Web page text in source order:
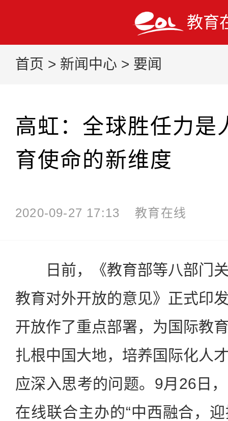
教育
首页 > 新闻中心 > 要闻
高虹：全球胜任力是
育使命的新维度
2020-09-27 17:13 教育在线
日前，《教育部等八部门关
教育对外开放的意见》正式印
开放作了重点部署，为国际教
扎根中国大地，培养国际化人
应深入思考的问题。9月26日
在线联合主办的“中西融合，